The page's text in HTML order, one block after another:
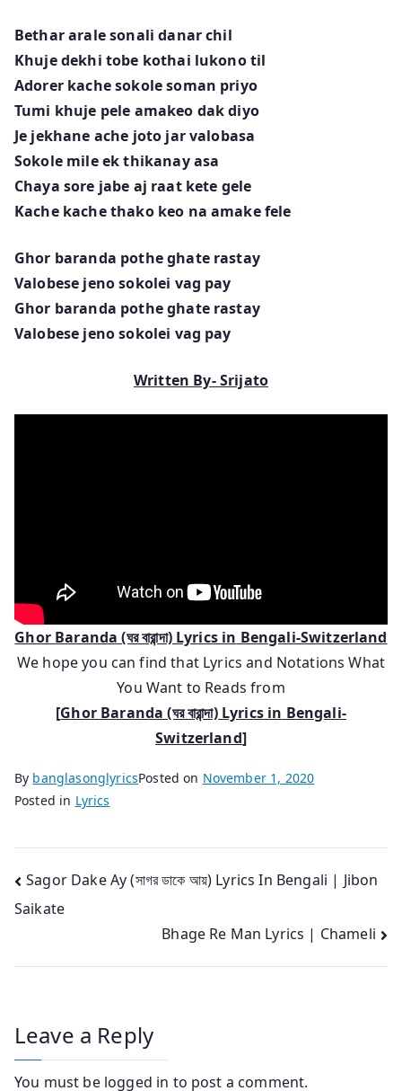
Bethar arale sonali danar chil
Khuje dekhi tobe kothai lukono til
Adorer kache sokole soman priyo
Tumi khuje pele amakeo dak diyo
Je jekhane ache joto jar valobasa
Sokole mile ek thikanay asa
Chaya sore jabe aj raat kete gele
Kache kache thako keo na amake fele
Ghor baranda pothe ghate rastay
Valobese jeno sokolei vag pay
Ghor baranda pothe ghate rastay
Valobese jeno sokolei vag pay
Written By- Srijato
Ghor Baranda (ঘর বারান্দা) Lyricsin Bengali-Switzerland
We hope you can find that Lyrics and Notations What
You Want to Reads from
[Ghor Baranda (ঘর বারান্দা) Lyricsin Bengali-
Switzerland]
By banglasonglyricsPosted on November 1, 2020
Posted in Lyrics
Post
navigation
Sagor Dake Ay (সাগর ডাকে আয়) Lyrics In Bengali | Jibon
Saikate
Bhage Re Man Lyrics | Chameli
Leave a Reply
You must be logged in to post a comment.